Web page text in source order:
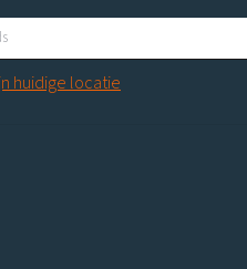
huidige locatie